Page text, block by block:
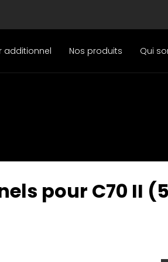
additionnel Nos produits Qui
pour C70 II